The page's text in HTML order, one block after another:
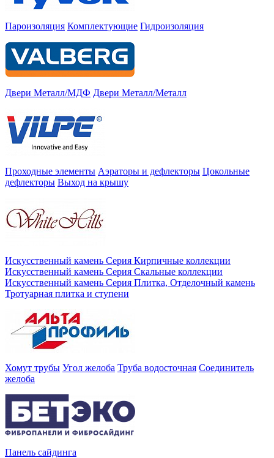
Пароизоляция Комплектующие Гидроизоляция
Двери Металл/МДФ Двери Металл/Металл
Проходные элементы Аэраторы и дефлекторы Цокольные
дефлекторы Выход на крышу
Искусственный камень Серия Кирпичные коллекции
Искусственный камень Серия Скальные коллекции
Искусственный камень Серия Плитка, Отделочный камень
Тротуарная плитка и ступени
Хомут трубы Угол желоба Труба водосточная Соединитель
желоба
Панель сайдинга